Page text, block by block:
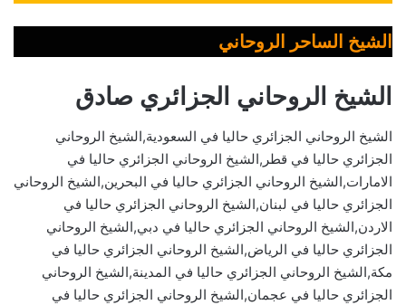
الشيخ الساحر الروحاني
الشيخ الروحاني الجزائري صادق
الشيخ الروحاني الجزائري حاليا في السعودية,الشيخ الروحاني
الجزائري حاليا في قطر,الشيخ الروحاني الجزائري حاليا في
الامارات,الشيخ الروحاني الجزائري حاليا في البحرين,الشيخ الروحاني
الجزائري حاليا في لبنان,الشيخ الروحاني الجزائري حاليا في
الاردن,الشيخ الروحاني الجزائري حاليا في دبي,الشيخ الروحاني
الجزائري حاليا في الرياض,الشيخ الروحاني الجزائري حاليا في
مكة,الشيخ الروحاني الجزائري حاليا في المدينة,الشيخ الروحاني
الجزائري حاليا في عجمان,الشيخ الروحاني الجزائري حاليا في